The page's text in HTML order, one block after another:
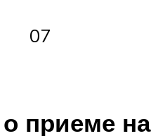
07
приеме на